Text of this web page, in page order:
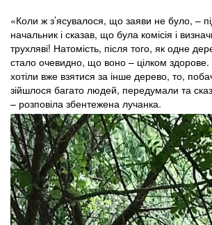
«Коли ж з’ясувалося, що заяви не було, –
начальник і сказав, що була комісія і
трухляві! Натомість, після того, як одне
стало очевидно, що воно – цілком здорове.
хотіли вже взятися за інше дерево, то,
зійшлося багато людей, передумали та
– розповіла збентежена лучанка.